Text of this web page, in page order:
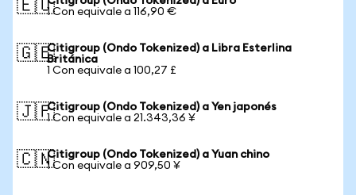
🇪🇺1 Con equivale a 116,90 €
🇬🇧Citigroup (Ondo Tokenized) a Libra Esterlina
Británica
1 Con equivale a 100,27 £
🇯🇵Citigroup (Ondo Tokenized) a Yen japonés
1 Con equivale a 21.343,36 ¥
🇨🇳Citigroup (Ondo Tokenized) a Yuan chino
1 Con equivale a 909,50 ¥